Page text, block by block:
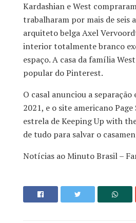
Kardashian e West
trabalharam por mais de seis
arquiteto belga Axel
interior totalmente branco
espaço. A casa da família
popular do Pinterest.
O casal anunciou a
2021, e o site americano
estrela de Keeping Up with
de tudo para salvar o
Notícias ao Minuto Brasil –